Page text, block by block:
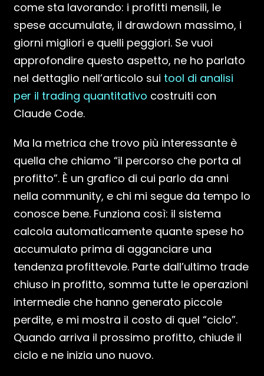
come sta lavorando: i profitti mensili, le
spese accumulate, il drawdown massimo, i
giorni migliori e quelli peggiori. Se vuoi
approfondire questo aspetto, ne ho parlato
nel dettaglio nell’articolo sui tool di analisi
per il trading quantitativo costruiti con
Claude Code.
Ma la metrica che trovo più interessante è
quella che chiamo “il percorso che porta al
profitto”. È un grafico di cui parlo da anni
nella community, e chi mi segue da tempo lo
conosce bene. Funziona così: il sistema
calcola automaticamente quante spese ho
accumulato prima di agganciare una
tendenza profittevole. Parte dall’ultimo trade
chiuso in profitto, somma tutte le operazioni
intermedie che hanno generato piccole
perdite, e mi mostra il costo di quel “ciclo”.
Quando arriva il prossimo profitto, chiude il
ciclo e ne inizia uno nuovo.